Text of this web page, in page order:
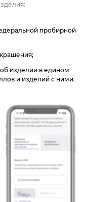
пробирной
изделии в едином
и изделий с ними.